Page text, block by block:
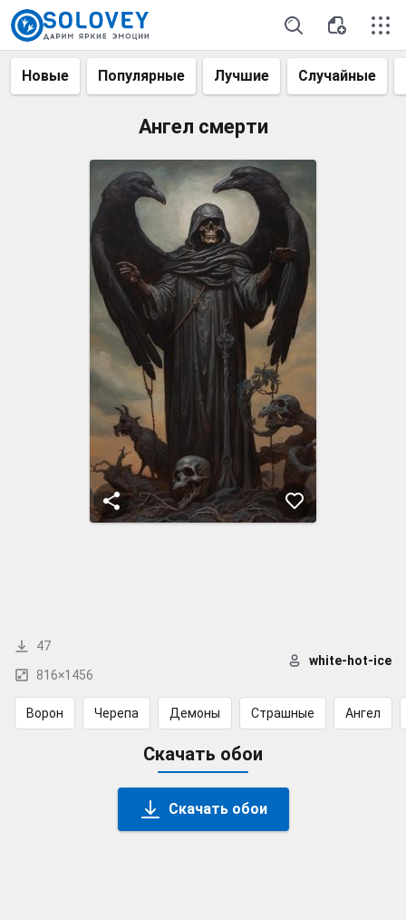
Новые Популярные Лучшие Случайные
Ангел смерти
47
816×1456
white-hot-ice
Ворон Черепа Демоны Страшные Ангел
Скачать обои
Скачать обои